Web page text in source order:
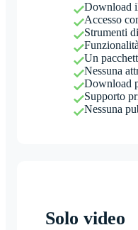
Download
Accesso
Strumenti
Un
Nessuna
Download
Supporto
Nessuna
Solo video